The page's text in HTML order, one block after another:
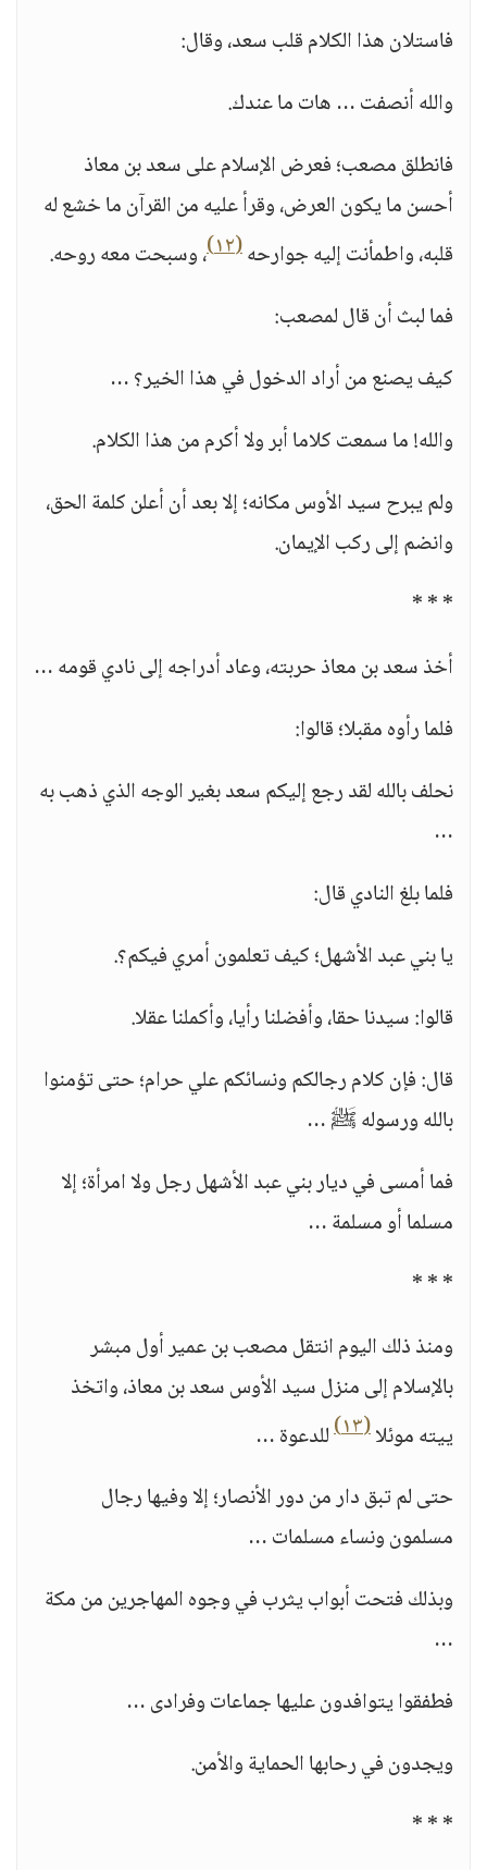
فاستلان هذا الكلام قلب سعد، وقال:
والله أنصفت … هات ما عندك.
فانطلق مصعب؛ فعرض الإسلام على سعد بن معاذ
أحسن ما يكون العرض، وقرأ عليه من القرآن ما خشع له
قلبه، واطمأنت إليه جوارحه(١٢)
، وسبحت معه روحه.
فما لبث أن قال لمصعب:
كيف يصنع من أراد الدخول في هذا الخير؟ …
والله! ما سمعت كلاما أبر ولا أكرم من هذا الكلام.
ولم يبرح سيد الأوس مكانه؛ إلا بعد أن أعلن كلمة الحق،
وانضم إلى ركب الإيمان.
* * *
أخذ سعد بن معاذ حربته، وعاد أدراجه إلى نادي قومه …
فلما رأوه مقبلا؛ قالوا:
نحلف بالله لقد رجع إليكم سعد بغير الوجه الذي ذهب به
…
فلما بلغ النادي قال:
يا بني عبد الأشهل؛ كيف تعلمون أمري فيكم؟.
قالوا: سيدنا حقا، وأفضلنا رأيا، وأكملنا عقلا.
قال: فإن كلام رجالكم ونسائكم علي حرام؛ حتى تؤمنوا
بالله ورسوله ﷺ …
فما أمسى في ديار بني عبد الأشهل رجل ولا امرأة؛ إلا
مسلما أو مسلمة …
* * *
ومنذ ذلك اليوم انتقل مصعب بن عمير أول مبشر
بالإسلام إلى منزل سيد الأوس سعد بن معاذ، واتخذ
ييته موئلا(١٣)
للدعوة …
حتى لم تبق دار من دور الأنصار؛ إلا وفيها رجال
مسلمون ونساء مسلمات …
وبذلك فتحت أبواب يثرب في وجوه المهاجرين من مكة
…
فطفقوا يتوافدون عليها جماعات وفرادى …
ويجدون في رحابها الحماية والأمن.
* * *